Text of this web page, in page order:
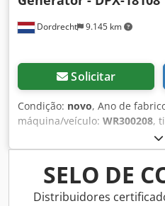
Dordrecht 9.145 km
Solicitar
Condição: novo, Ano de
máquina/veículo: WR300208,
1.000 kW (1.359,62 cv)
Caterpillar C32, Finalidade:
6.985 kg Potência do gerador:
Anwsck Dimensões do
x 216 cm Marcação CE: sim
SELO DE
Distribuidores